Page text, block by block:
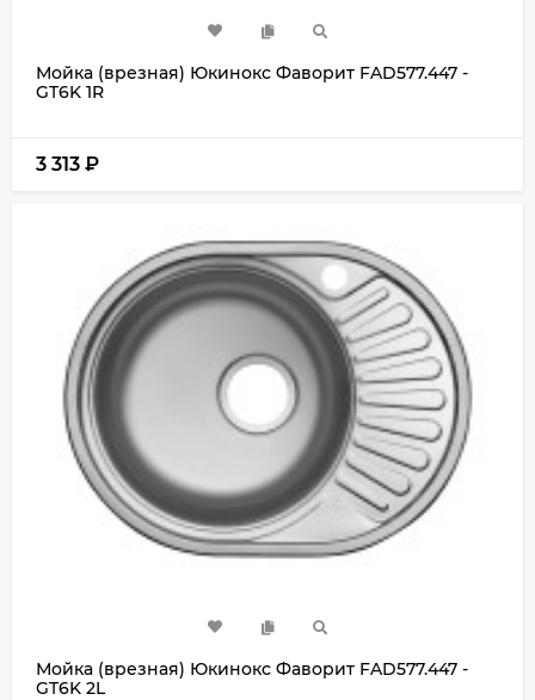
Мойка (врезная) Юкинокс Фаворит FAD577.447 -
GT6K 1R
3 313 ₽
Мойка (врезная) Юкинокс Фаворит FAD577.447 -
GT6K 2L